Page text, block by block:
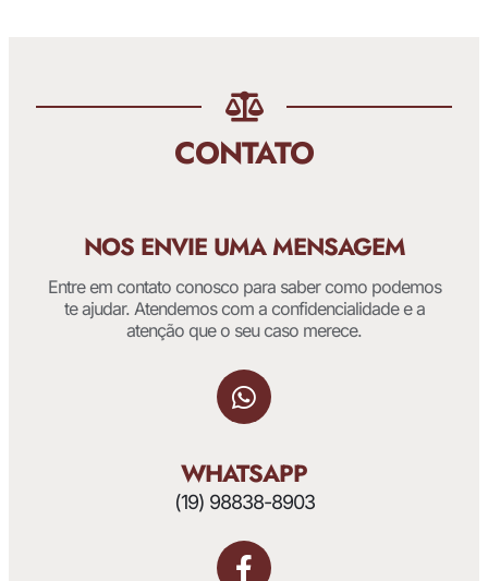
CONTATO
NOS ENVIE UMA MENSAGEM
Entre em contato conosco para saber como podemos
te ajudar. Atendemos com a confidencialidade e a
atenção que o seu caso merece.
WHATSAPP
(19) 98838-8903